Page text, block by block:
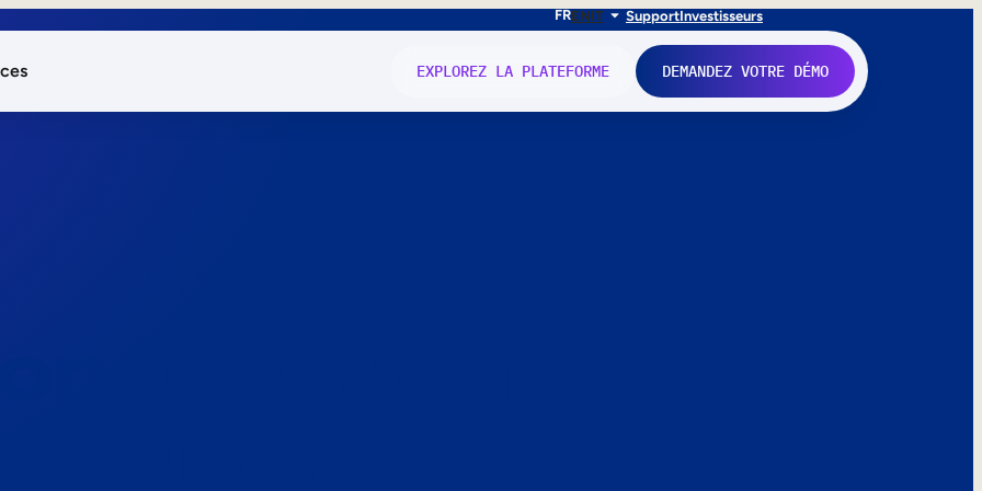
FRENIT SupportInvestisseurs
EXPLOREZ LA PLATEFORME DEMANDEZ VOTRE DÉMO